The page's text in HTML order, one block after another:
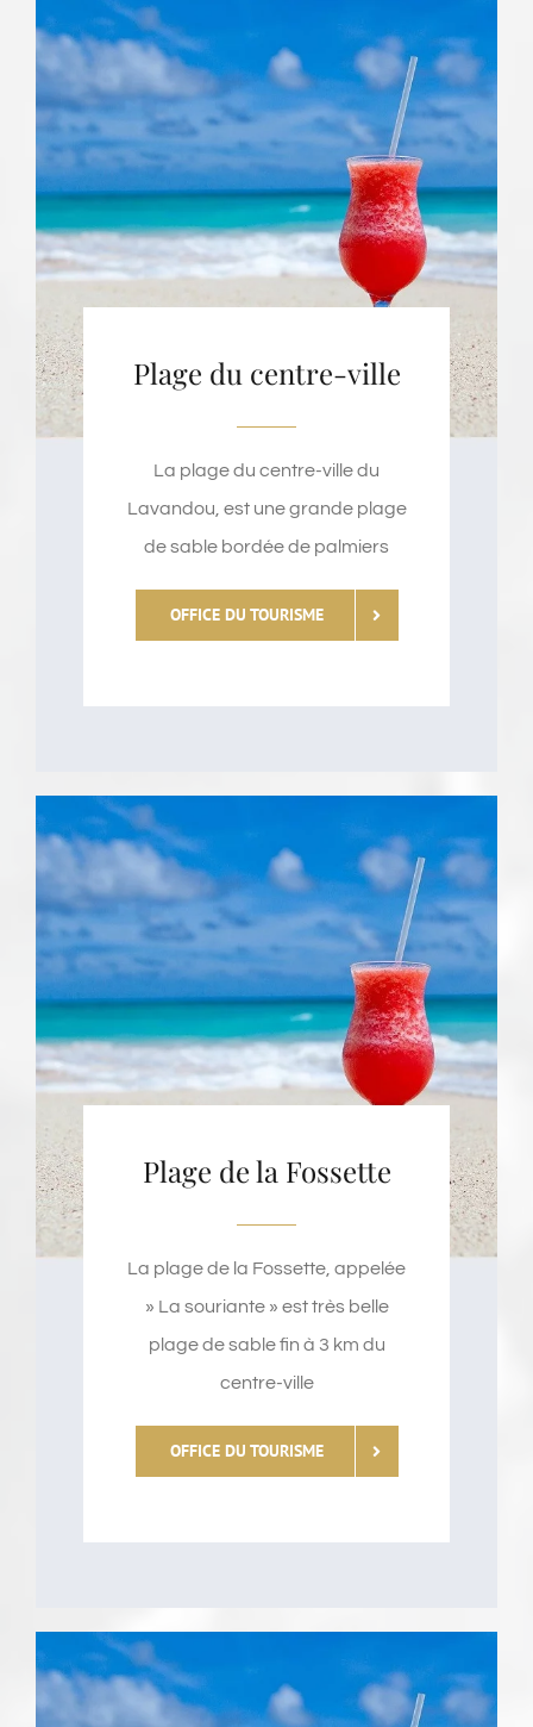
Plage du centre-ville
La plage du centre-ville du
Lavandou, est une grande plage
de sable bordée de palmiers
OFFICE DU TOURISME
Plage de la Fossette
La plage de la Fossette, appelée
» La souriante » est très belle
plage de sable fin à 3 km du
centre-ville
OFFICE DU TOURISME